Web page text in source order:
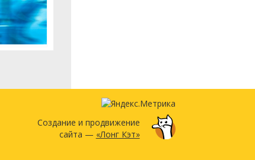
Создание и продвижение
сайта — «Лонг Кэт»